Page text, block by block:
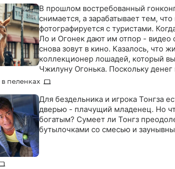
В прошлом востребованный
снимается, а зарабатывает тем,
фотографируется с туристами.
Ло и Огонек дают им отпор - видео
снова зовут в кино. Казалось, что
коллекционер лошадей, который
Чжилуну Огонька. Поскольку
дочерью-студенткой юрфака, с
пеленках
Для бездельника и игрока Тонгза
дверью - плачущий младенец. Но
богатым? Сумеет ли Тонгз
бутылочками со смесью и